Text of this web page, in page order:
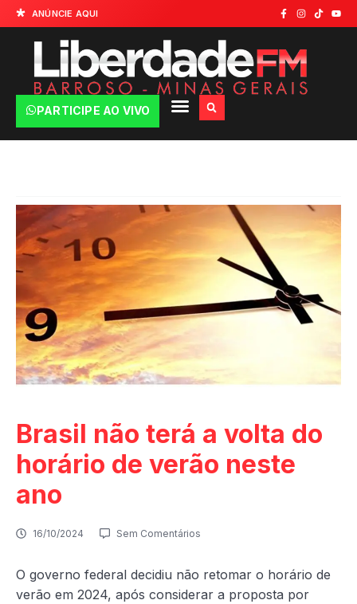
ANÚNCIE AQUI
PARTICIPE AO VIVO
Brasil não terá a volta do
horário de verão neste
ano
16/10/2024 Sem Comentários
O governo federal decidiu não retomar o horário de
verão em 2024, após considerar a proposta por